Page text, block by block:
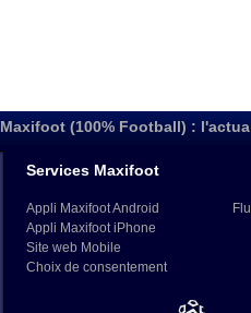
Maxifoot (100% Football) :
Services Maxifoot
Appli Maxifoot Android
Appli Maxifoot iPhone
Site web Mobile
Choix de consentement